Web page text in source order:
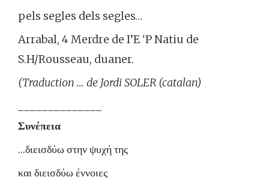
pels segles dels segles…
Arrabal, 4 Merdre de I’E ‘P Natiu de
S.H/Rousseau, duaner.
(Traduction … de Jordi SOLER (catalan)
Συνέπεια
…διεισδύω στην ψυχή της
και διεισδύω έννοιες